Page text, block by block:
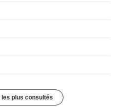
plus consultés